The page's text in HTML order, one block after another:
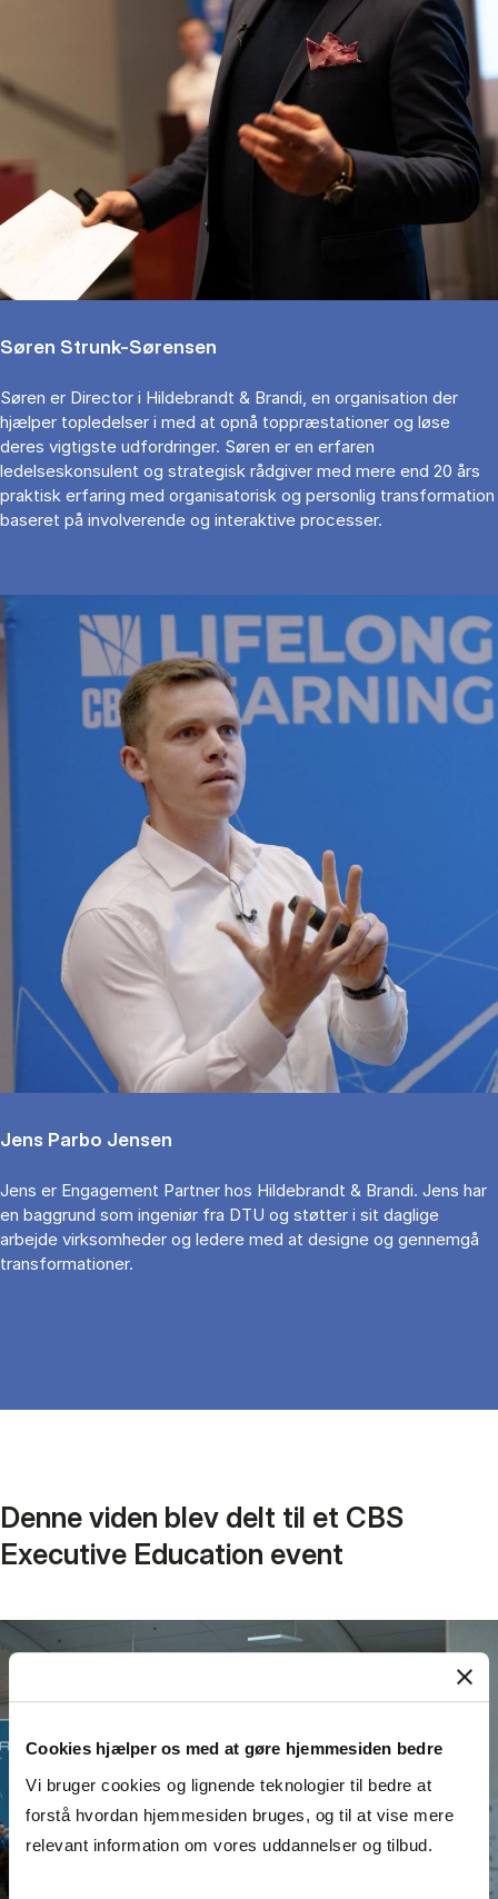
Cookies hjælper os med at gøre hjemmesiden bedre
Vi bruger cookies og lignende teknologier til bedre at
forstå hvordan hjemmesiden bruges, og til at vise mere
relevant information om vores uddannelser og tilbud.
Søren Strunk-Sørensen
Søren er Director i Hildebrandt & Brandi, en organisation der
hjælper topledelser i med at opnå toppræstationer og løse
deres vigtigste udfordringer. Søren er en erfaren
ledelseskonsulent og strategisk rådgiver med mere end 20 års
praktisk erfaring med organisatorisk og personlig transformation
baseret på involverende og interaktive processer.
Jens Parbo Jensen
Jens er Engagement Partner hos Hildebrandt & Brandi. Jens har
en baggrund som ingeniør fra DTU og støtter i sit daglige
arbejde virksomheder og ledere med at designe og gennemgå
transformationer.
Denne viden blev delt til et CBS
Executive Education event